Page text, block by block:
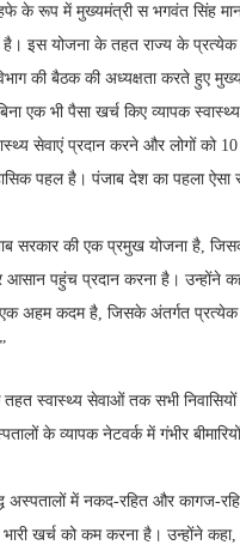
के रूप में मुख्यमंत्री स भगवंत सिंह
है। इस योजना के तहत राज्य के
की बैठक की अध्यक्षता करते हुए
एक भी पैसा खर्च किए व्यापक
सेवाएं प्रदान करने और लोगों
पहल है। पंजाब देश का पहला ऐसा
सरकार की एक प्रमुख योजना है,
आसान पहुंच प्रदान करना है। उन्होंने
एक अहम कदम है, जिसके अंतर्गत प्रत्येक
स्वास्थ्य सेवाओं तक सभी
के व्यापक नेटवर्क में गंभीर
अस्पतालों में नकद-रहित और कागज-
खर्च को कम करना है। उन्होंने कहा,